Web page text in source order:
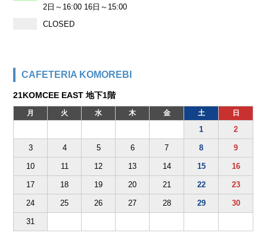
2日～16:00 16日～15:00
CLOSED
CAFETERIA KOMOREBI
21KOMCEE EAST 地下1階
月 火 水 木 金 土 日
1 2
3 4 5 6 7 8 9
10 11 12 13 14 15 16
17 18 19 20 21 22 23
24 25 26 27 28 29 30
31